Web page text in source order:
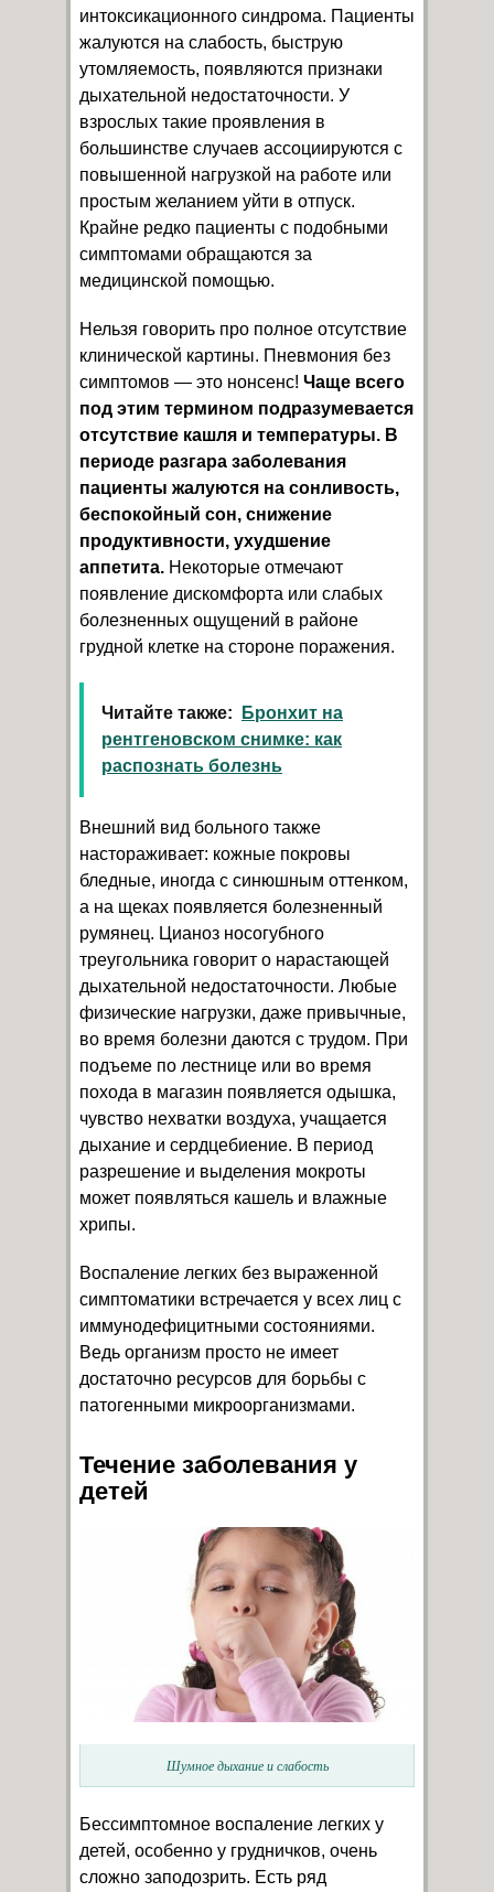
интоксикационного синдрома. Пациенты
жалуются на слабость, быструю
утомляемость, появляются признаки
дыхательной недостаточности. У
взрослых такие проявления в
большинстве случаев ассоциируются с
повышенной нагрузкой на работе или
простым желанием уйти в отпуск.
Крайне редко пациенты с подобными
симптомами обращаются за
медицинской помощью.
Нельзя говорить про полное отсутствие
клинической картины. Пневмония без
симптомов — это нонсенс! Чаще всего
под этим термином подразумевается
отсутствие кашля и температуры. В
периоде разгара заболевания
пациенты жалуются на сонливость,
беспокойный сон, снижение
продуктивности, ухудшение
аппетита. Некоторые отмечают
появление дискомфорта или слабых
болезненных ощущений в районе
грудной клетке на стороне поражения.
Читайте также:
Бронхит на
рентгеновском снимке: как
распознать болезнь
Внешний вид больного также
настораживает: кожные покровы
бледные, иногда с синюшным оттенком,
а на щеках появляется болезненный
румянец. Цианоз носогубного
треугольника говорит о нарастающей
дыхательной недостаточности. Любые
физические нагрузки, даже привычные,
во время болезни даются с трудом. При
подъеме по лестнице или во время
похода в магазин появляется одышка,
чувство нехватки воздуха, учащается
дыхание и сердцебиение. В период
разрешение и выделения мокроты
может появляться кашель и влажные
хрипы.
Воспаление легких без выраженной
симптоматики встречается у всех лиц с
иммунодефицитными состояниями.
Ведь организм просто не имеет
достаточно ресурсов для борьбы с
патогенными микроорганизмами.
Течение заболевания у
детей
Шумное дыхание и слабость
Бессимптомное воспаление легких у
детей, особенно у грудничков, очень
сложно заподозрить. Есть ряд